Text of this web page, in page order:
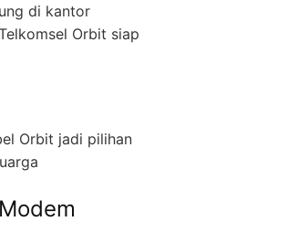
di kantor
Orbit siap
Orbit jadi pilihan